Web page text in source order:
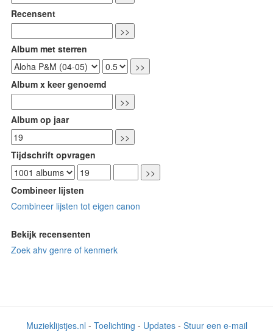
Recensent
Album met sterren
Album x keer genoemd
Album op jaar
Tijdschrift opvragen
Combineer lijsten
Combineer lijsten tot eigen canon
Bekijk recensenten
Zoek ahv genre of kenmerk
Muzieklijstjes.nl - Toelichting - Updates- Stuur een e-mail